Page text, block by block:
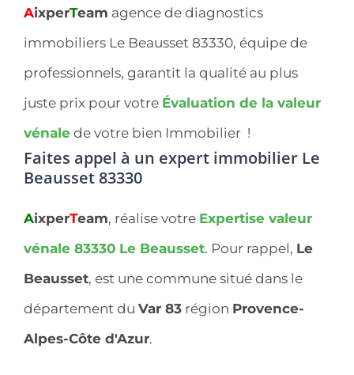
AixperTeam agence de diagnostics
immobiliers Le Beausset 83330, équipe de
professionnels, garantit la qualité au plus
juste prix pour votre Évaluation de la valeur
vénale de votre bien Immobilier !
Faites appel à un expert immobilier Le
Beausset 83330
AixperTeam, réalise votre Expertise valeur
vénale 83330 Le Beausset. Pour rappel, Le
Beausset, est une commune situé dans le
département du Var 83 région Provence-
Alpes-Côte d'Azur.